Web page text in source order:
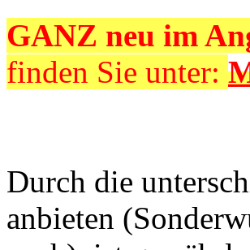
GANZ neu im
finden Sie unter:
Durch die
anbieten